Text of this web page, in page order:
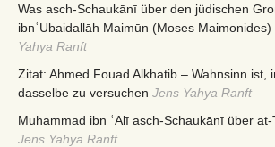
Was asch-Schaukānī über den jüdischen
ibnʿUbaidallāh Maimūn (Moses Maimonides)
Yahya Ranft
Zitat: Ahmed Fouad Alkhatib – Wahnsinn ist,
dasselbe zu versuchen Jens Yahya Ranft
Muhammad ibn ʿAlī asch-Schaukānī über
Jens Yahya Ranft